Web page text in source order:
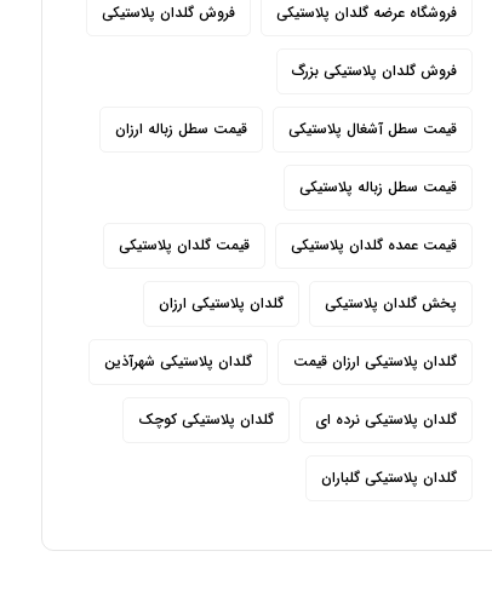
فروشگاه عرضه گلدان پلاستیکی فروش گلدان پلاستیکی
فروش گلدان پلاستیکی بزرگ
قیمت سطل آشغال پلاستیکی قیمت سطل زباله ارزان
قیمت سطل زباله پلاستیکی
قیمت عمده گلدان پلاستیکی قیمت گلدان پلاستیکی
پخش گلدان پلاستیکی گلدان پلاستیکی ارزان
گلدان پلاستیکی ارزان قیمت گلدان پلاستیکی شهرآذین
گلدان پلاستیکی نرده ای گلدان پلاستیکی کوچک
گلدان پلاستیکی گلباران